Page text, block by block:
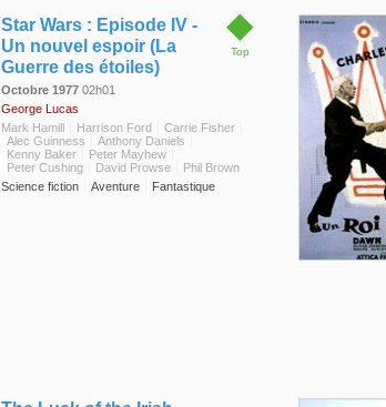
◆
Top
Star Wars : Episode IV -
Un nouvel espoir (La
Guerre des étoiles)
Octobre 1977 02h01
George Lucas
Mark Hamill
Harrison Ford
Carrie Fisher
Alec Guinness
Anthony Daniels
Kenny Baker
Peter Mayhew
Peter Cushing
David Prowse
Phil Brown
Science fiction
Aventure Fantastique